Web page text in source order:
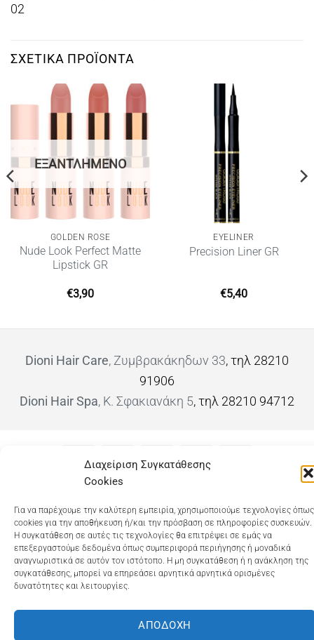
Διαχείριση Συγκατάθεσης
Cookies
Για να παρέχουμε την καλύτερη εμπειρία, χρησιμοποιούμε τεχνολογίες όπως
cookies για την αποθήκευση ή/και την πρόσβαση σε πληροφορίες συσκευών.
Η συγκατάθεση σε αυτές τις τεχνολογίες θα επιτρέψει σε εμάς να
επεξεργαστούμε δεδομένα όπως συμπεριφορά περιήγησης ή μοναδικά
αναγνωριστικά σε αυτόν τον ιστότοπο. Η μη συγκατάθεση ή η ανάκληση της
συγκατάθεσης, μπορεί να επηρεάσει αρνητικά αρνητικά ορισμένες
δυνατότητες και λειτουργίες.
ΑΠΟΔΟΧΉ
02
ΣΧΕΤΙΚΆ ΠΡΟΪΌΝΤΑ
ΕΞΑΝΤΛΗΜΈΝΟ
GOLDEN ROSE
Nude Look Perfect Matte
Lipstick GR
€3,90
EYELINER
Precision Liner GR
€5,40
Dioni Hair Care, Ζυμβρακάκηδων 33, τηλ 28210
91906
Dioni Hair Spa, Κ. Σφακιανάκη 5, τηλ 28210 94712
Transfer
ΤΡΟΠΟΙ ΠΛΗΡΩΜΗΣ
ΓΕΜΗ: 073757158000 - ΑΦΜ: 067139225 ΔΟΥ:ΧΑΝΙΩΝ
©2025ΔΙΩΝΗ. Powered byOCS eShop Development
Engine